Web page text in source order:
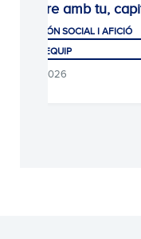
Sempre amb tu,
CLUB, MÓN SOCIAL I AFICIÓ
PRIMER EQUIP
08/08/2026